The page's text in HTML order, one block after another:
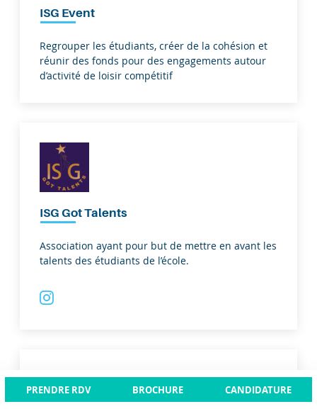
PRENDRE RDV BROCHURE CANDIDATURE
ISG Event
Regrouper les étudiants, créer de la cohésion et
réunir des fonds pour des engagements autour
d’activité de loisir compétitif
ISG Got Talents
Association ayant pour but de mettre en avant les
talents des étudiants de l’école.